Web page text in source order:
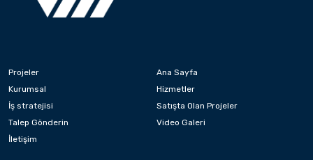
Projeler
Ana Sayfa
Kurumsal
Hizmetler
İş stratejisi
Satışta Olan Projeler
Talep Gönderin
Video Galeri
İletişim